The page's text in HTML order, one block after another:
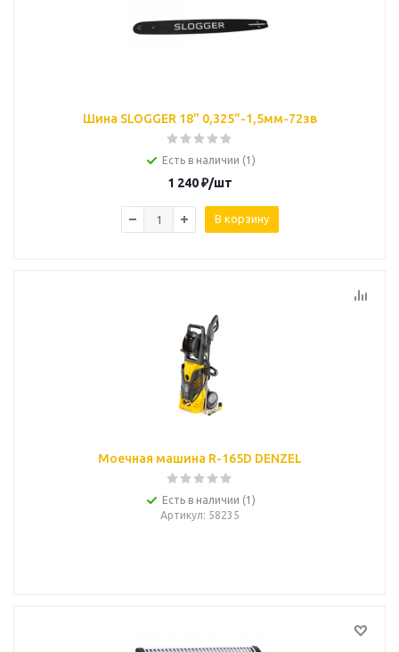
Шина SLOGGER 18" 0,325"-1,5мм-72зв
Есть в наличии (1)
1 240₽/шт
В корзину
Моечная машина R-165D DENZEL
Есть в наличии (1)
Артикул: 58235